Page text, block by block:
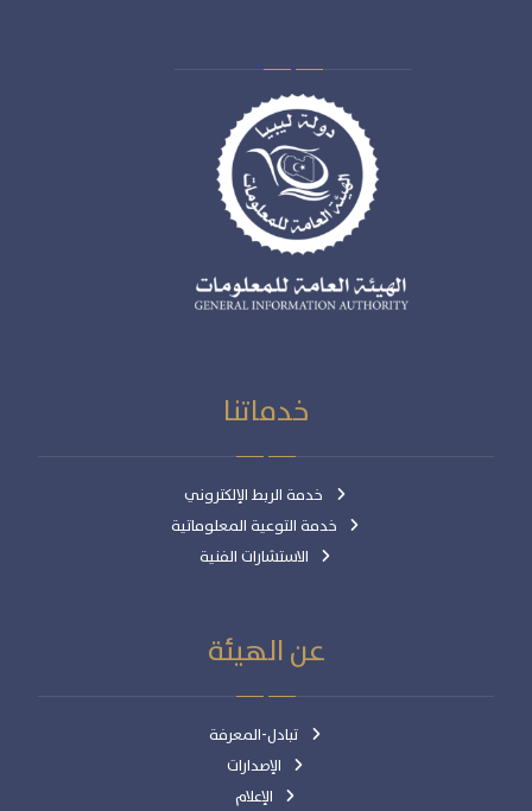
خدماتنا
خدمة الربط الإلكتروني
خدمة التوعية المعلوماتية
الاستشارات الفنية
عن الهيئة
تبادل-المعرفة
الإصدارات
الإعلام